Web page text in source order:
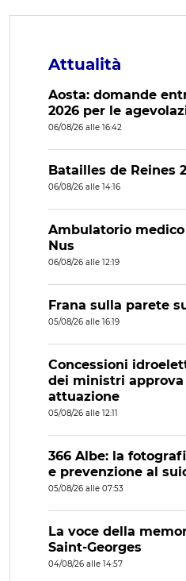
Attualità
Aosta: domande
2026 per le
06/08/26 alle 16:42
Batailles de Reines
06/08/26 alle 14:16
Ambulatorio
Nus
06/08/26 alle 12:19
Frana sulla parete
05/08/26 alle 16:19
Concessioni
dei ministri
attuazione
05/08/26 alle 12:11
366 Albe: la
e prevenzione al
05/08/26 alle 07:53
La voce della
Saint-Georges
04/08/26 alle 14:57